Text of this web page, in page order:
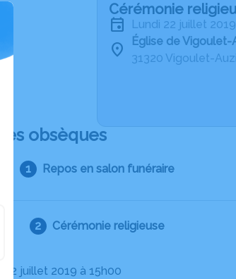
Cérémonie
lundi 22 juillet
Église de Vigoulet-
31320 Vigoulet-
obsèques
Repos en salon funéraire
Cérémonie religieuse
22 juillet 2019 à 15h00